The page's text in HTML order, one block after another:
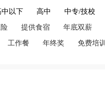
中以下 高中 中专/技校
提供食宿 年底双薪
工作餐 年终奖 免费培训